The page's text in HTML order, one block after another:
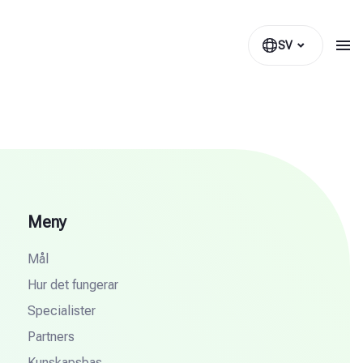
SV
Meny
Mål
Hur det fungerar
Specialister
Partners